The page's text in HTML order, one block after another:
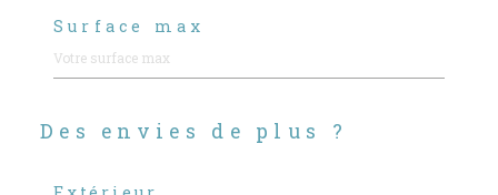
Surface max
Des envies de plus ?